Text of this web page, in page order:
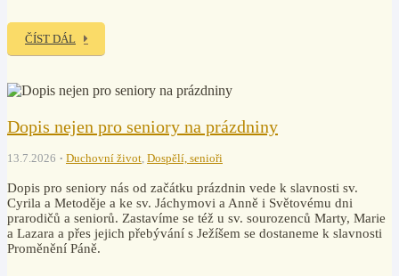
ČÍST DÁL
Dopis nejen pro seniory na prázdniny
13.7.2026 Duchovní život, Dospělí, senioři
Dopis pro seniory nás od začátku prázdnin vede k slavnosti sv.
Cyrila a Metoděje a ke sv. Jáchymovi a Anně i Světovému dni
prarodičů a seniorů. Zastavíme se též u sv. sourozenců Marty, Marie
a Lazara a přes jejich přebývání s Ježíšem se dostaneme k slavnosti
Proměnění Páně.